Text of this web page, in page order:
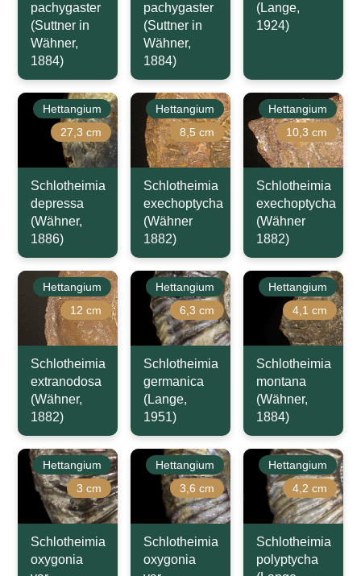
pachygaster
(Suttner in
Wähner,
1884)
pachygaster
(Suttner in
Wähner,
1884)
(Lange,
1924)
Hettangium
27,3 cm
Schlotheimia
depressa
(Wähner,
1886)
Hettangium
8,5 cm
Schlotheimia
exechoptycha
(Wähner
1882)
Hettangium
10,3 cm
Schlotheimia
exechoptycha
(Wähner
1882)
Hettangium
12 cm
Schlotheimia
extranodosa
(Wähner,
1882)
Hettangium
6,3 cm
Schlotheimia
germanica
(Lange,
1951)
Hettangium
4,1 cm
Schlotheimia
montana
(Wähner,
1884)
Hettangium
3 cm
Schlotheimia
oxygonia
Hettangium
3,6 cm
Schlotheimia
oxygonia
Hettangium
4,2 cm
Schlotheimia
polyptycha